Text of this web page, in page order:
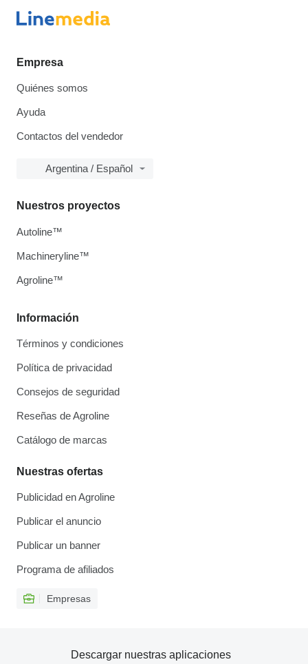
Empresa
Quiénes somos
Ayuda
Contactos del vendedor
Argentina / Español
Información
Términos y condiciones
Política de privacidad
Consejos de seguridad
Reseñas de Agroline
Catálogo de marcas
Nuestras ofertas
Publicidad en Agroline
Publicar el anuncio
Publicar un banner
Programa de afiliados
Empresas
Nuestros proyectos
Autoline™
Machineryline™
Agroline™
Descargar nuestras aplicaciones